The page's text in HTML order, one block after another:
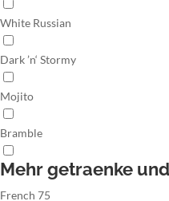
White Russian
Dark ’n‘ Stormy
Mojito
Bramble
Mehr getraenke
French 75